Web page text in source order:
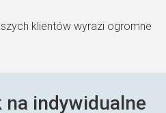
klientów wyrazi ogromne
indywidualne